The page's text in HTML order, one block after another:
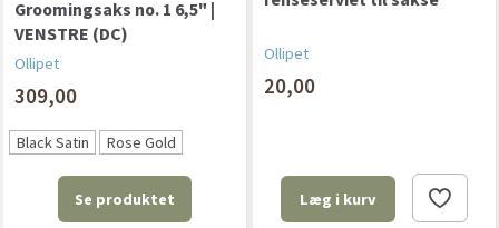
Groomingsaks no. 1 6,5" |
VENSTRE (DC)
Ollipet
309,00
Black Satin Rose Gold
Se produktet
Ollipet
20,00
Læg i kurv